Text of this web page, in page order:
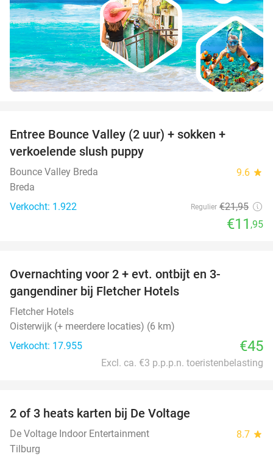
Entree Bounce Valley (2 uur) + sokken +
verkoelende slush puppy
Bounce Valley Breda 9.6 star
Breda
Verkocht: 1.922
Regulier €21,95
€11 ,95
Overnachting voor 2 + evt. ontbijt en 3-
gangendiner bij Fletcher Hotels
Fletcher Hotels
Oisterwijk (+ meerdere locaties) (6 km)
Verkocht: 17.955
€45
Excl. ca. €3 p.p.p.n. toeristenbelasting
2 of 3 heats karten bij De Voltage
De Voltage Indoor Entertainment 8.7 star
Tilburg